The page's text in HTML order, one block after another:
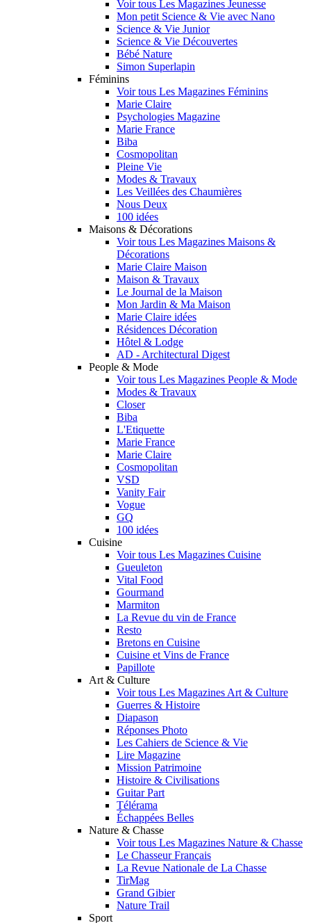
Voir tous Les Magazines Jeunesse
Mon petit Science & Vie avec Nano
Science & Vie Junior
Science & Vie Découvertes
Bébé Nature
Simon Superlapin
Féminins
Voir tous Les Magazines Féminins
Marie Claire
Psychologies Magazine
Marie France
Biba
Cosmopolitan
Pleine Vie
Modes & Travaux
Les Veillées des Chaumières
Nous Deux
100 idées
Maisons & Décorations
Voir tous Les Magazines Maisons &
Décorations
Marie Claire Maison
Maison & Travaux
Le Journal de la Maison
Mon Jardin & Ma Maison
Marie Claire idées
Résidences Décoration
Hôtel & Lodge
AD - Architectural Digest
People & Mode
Voir tous Les Magazines People & Mode
Modes & Travaux
Closer
Biba
L'Etiquette
Marie France
Marie Claire
Cosmopolitan
VSD
Vanity Fair
Vogue
GQ
100 idées
Cuisine
Voir tous Les Magazines Cuisine
Gueuleton
Vital Food
Gourmand
Marmiton
La Revue du vin de France
Resto
Bretons en Cuisine
Cuisine et Vins de France
Papillote
Art & Culture
Voir tous Les Magazines Art & Culture
Guerres & Histoire
Diapason
Réponses Photo
Les Cahiers de Science & Vie
Lire Magazine
Mission Patrimoine
Histoire & Civilisations
Guitar Part
Télérama
Échappées Belles
Nature & Chasse
Voir tous Les Magazines Nature & Chasse
Le Chasseur Français
La Revue Nationale de La Chasse
TirMag
Grand Gibier
Nature Trail
Sport